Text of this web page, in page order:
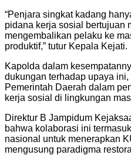
“Penjara singkat kadang
pidana kerja sosial bertujuan
mengembalikan pelaku ke
produktif,” tutur Kepala Kejati.
Kapolda dalam
dukungan terhadap upaya
Pemerintah Daerah dalam
kerja sosial di lingkungan
Direktur B Jampidum
bahwa kolaborasi ini
nasional untuk menerapkan
mengusung paradigma